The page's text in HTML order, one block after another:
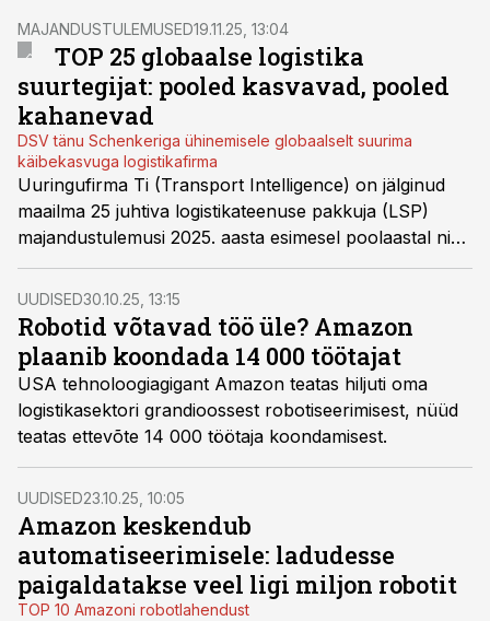
MAJANDUSTULEMUSED19.11.25, 13:04
TOP 25 globaalse logistika
suurtegijat: pooled kasvavad, pooled
kahanevad
DSV tänu Schenkeriga ühinemisele globaalselt suurima
käibekasvuga logistikafirma
Uuringufirma Ti (Transport Intelligence) on jälginud
maailma 25 juhtiva logistikateenuse pakkuja (LSP)
majandustulemusi 2025. aasta esimesel poolaastal ning
värskeimad andmed viitavad selgelt globaalse logistika
lõhestumisele: ligikaudu pooled ettevõtted teatasid
tulude kasvust, teine pool aga langusest.
UUDISED30.10.25, 13:15
Robotid võtavad töö üle? Amazon
plaanib koondada 14 000 töötajat
USA tehnoloogiagigant Amazon teatas hiljuti oma
logistikasektori grandioossest robotiseerimisest, nüüd
teatas ettevõte 14 000 töötaja koondamisest.
UUDISED23.10.25, 10:05
Amazon keskendub
automatiseerimisele: ladudesse
paigaldatakse veel ligi miljon robotit
TOP 10 Amazoni robotlahendust